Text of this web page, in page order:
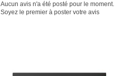
Aucun avis n'a été posté pour le moment.
Soyez le premier à poster votre avis